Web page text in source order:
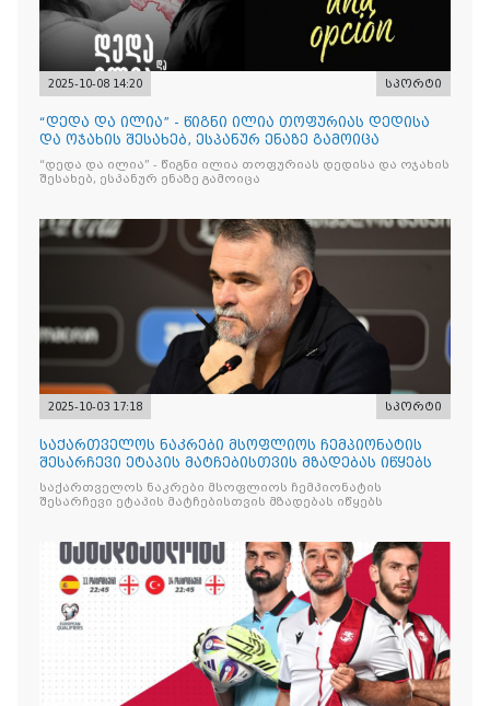
2025-10-08 14:20 სპორტი
“დედა და ილია” - წიგნი ილია თოფურიას დედისა
და ოჯახის შესახებ, ესპანურ ენაზე გამოიცა
“დედა და ილია” - წიგნი ილია თოფურიას დედისა და ოჯახის
შესახებ, ესპანურ ენაზე გამოიცა
2025-10-03 17:18 სპორტი
საქართველოს ნაკრები მსოფლიოს ჩემპიონატის
შესარჩევი ეტაპის მატჩებისთვის მზადებას იწყებს
საქართველოს ნაკრები მსოფლიოს ჩემპიონატის
შესარჩევი ეტაპის მატჩებისთვის მზადებას იწყებს